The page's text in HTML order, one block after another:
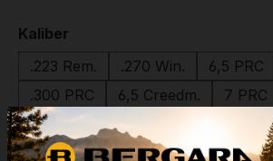
Kaliber
.223 Rem.
.270 Win. 6,5 PRC
.300 PRC
6,5 Creedm. 7 PRC
.300 Win. Mag.